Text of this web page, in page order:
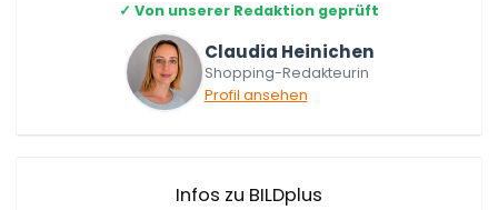
✓ Von unserer Redaktion geprüft
Claudia Heinichen
Shopping-Redakteurin
Profil ansehen
Infos zu BILDplus